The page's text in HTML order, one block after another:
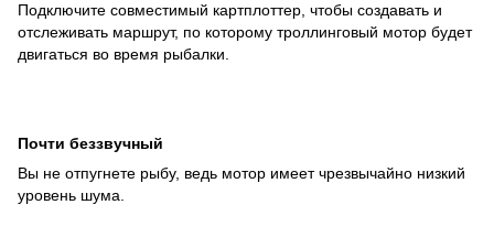
Подключите совместимый картплоттер, чтобы создавать и
отслеживать маршрут, по которому троллинговый мотор будет
двигаться во время рыбалки.
Почти беззвучный
Вы не отпугнете рыбу, ведь мотор имеет чрезвычайно низкий
уровень шума.